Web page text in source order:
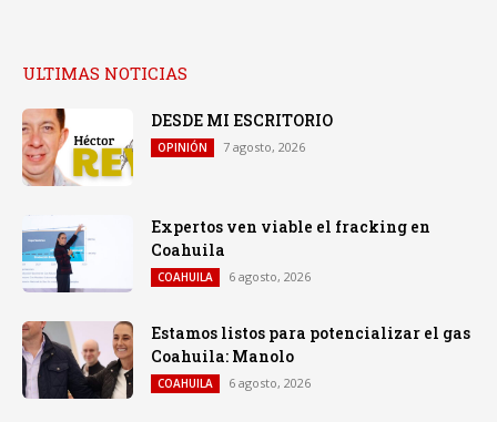
ULTIMAS NOTICIAS
DESDE MI ESCRITORIO
OPINIÓN 7 agosto, 2026
Expertos ven viable el fracking en
Coahuila
COAHUILA 6 agosto, 2026
Estamos listos para potencializar el gas
Coahuila: Manolo
COAHUILA 6 agosto, 2026